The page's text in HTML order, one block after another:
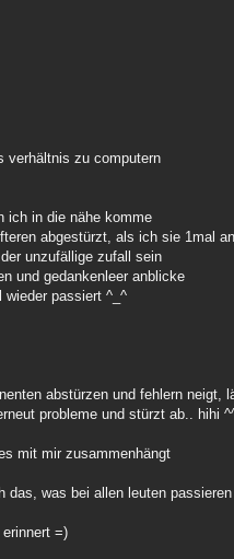
verhältnis zu computern
ich in die nähe komme
abgestürzt, als ich sie 1mal
unzufällige zufall sein
und gedankenleer anblicke
wieder passiert ^_^
abstürzen und fehlern neigt,
probleme und stürzt ab.. hihi
mit mir zusammenhängt
das, was bei allen leuten
=)